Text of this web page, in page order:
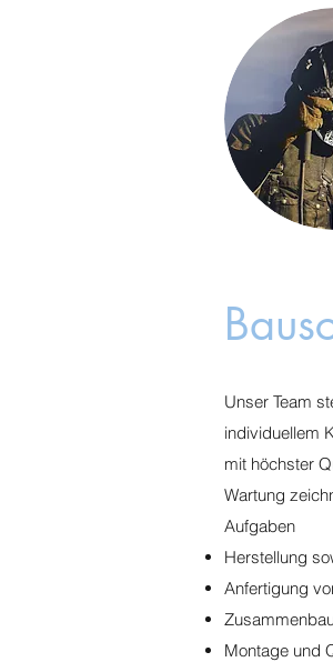
Unser Team
individuellem
mit höchster
Wartung
Aufgaben
Herstellung
Anfertigung
Montage und